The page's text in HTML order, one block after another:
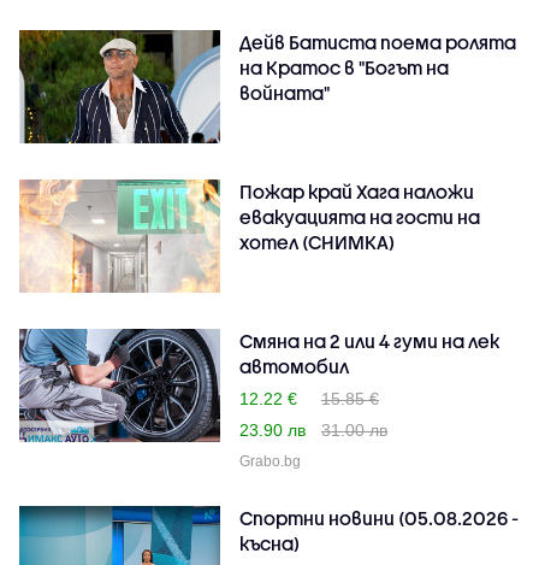
Дейв Батиста поема ролята
на Кратос в "Богът на
войната"
Пожар край Хага наложи
евакуацията на гости на
хотел (СНИМКА)
Смяна на 2 или 4 гуми на лек
автомобил
12.22 €
15.85 €
23.90 лв
31.00 лв
Grabo.bg
Спортни новини (05.08.2026 -
късна)